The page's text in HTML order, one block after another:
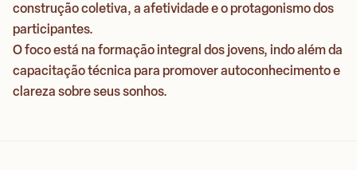
construção coletiva, a afetividade e o protagonismo dos
participantes.
O foco está na formação integral dos jovens, indo além da
capacitação técnica para promover autoconhecimento e
clareza sobre seus sonhos.